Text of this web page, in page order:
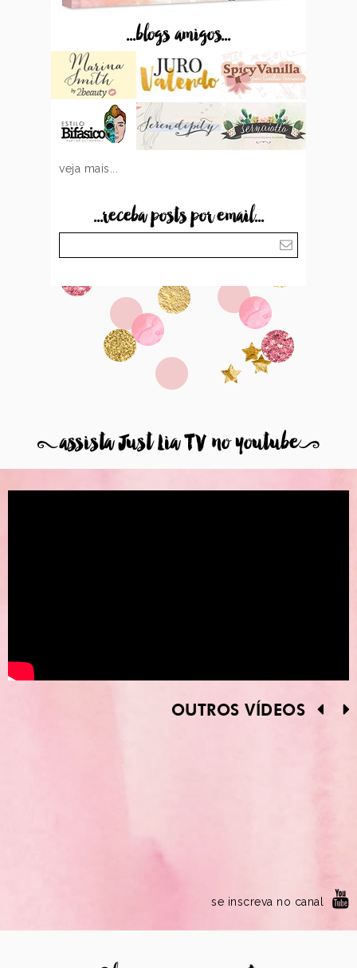
...blogs amigos...
veja mais...
...receba posts por email...
8assista Just Lia TV no youtube9
OUTROS VÍDEOS
se inscreva no canal